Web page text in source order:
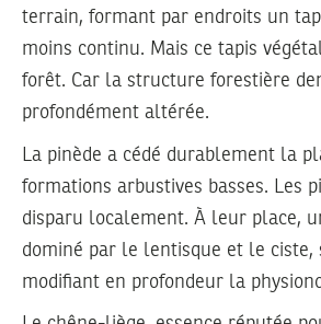
terrain, formant par endroits un
moins continu. Mais ce tapis
forêt. Car la structure forestière
profondément altérée.
La pinède a cédé durablement la
formations arbustives basses. Les
disparu localement. À leur place,
dominé par le lentisque et le ciste,
modifiant en profondeur la